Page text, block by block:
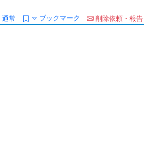
通常 ブックマーク 削除依頼・報告